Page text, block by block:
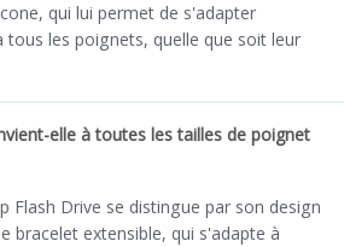
qui lui permet de s'adapter
les poignets, quelle que soit leur
elle à toutes les tailles de poignet
Flash Drive se distingue par son design
bracelet extensible, qui s'adapte à